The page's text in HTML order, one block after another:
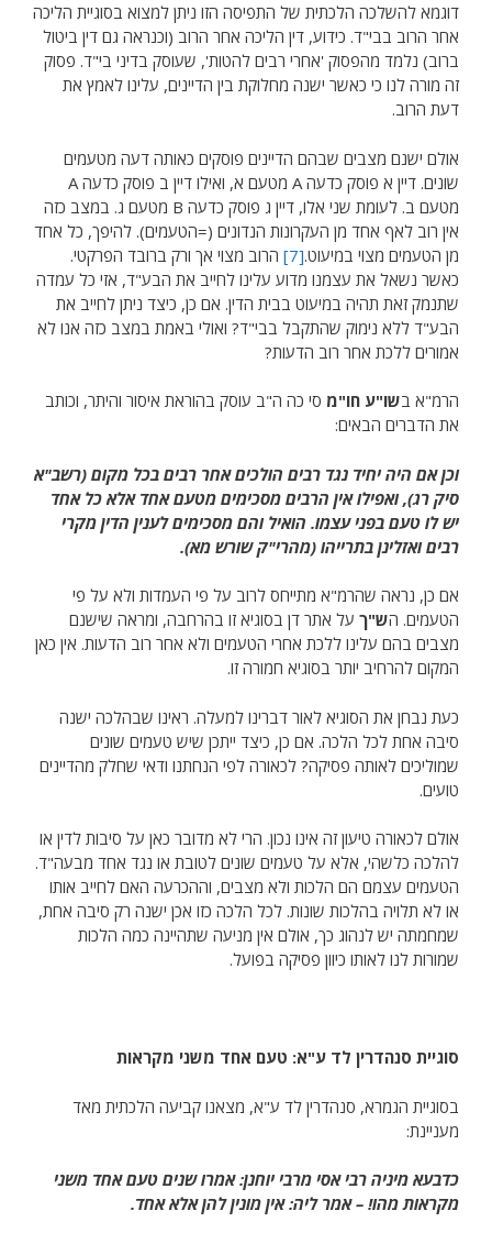
דוגמא להשלכה הלכתית של התפיסה הזו ניתן למצוא בסוגיית הליכה
אחר הרוב בבי"ד. כידוע, דין הליכה אחר הרוב (וכנראה גם דין ביטול
ברוב) נלמד מהפסוק 'אחרי רבים להטות', שעוסק בדיני בי"ד. פסוק
זה מורה לנו כי כאשר ישנה מחלוקת בין הדיינים, עלינו לאמץ את
דעת הרוב.
אולם ישנם מצבים שבהם הדיינים פוסקים כאותה דעה מטעמים
שונים. דיין א פוסק כדעה A מטעם א, ואילו דיין ב פוסק כדעה A
מטעם ב. לעומת שני אלו, דיין ג פוסק כדעה B מטעם ג. במצב כזה
אין רוב לאף אחד מן העקרונות הנדונים (=הטעמים). להיפך, כל אחד
מן הטעמים מצוי במיעוט.[7]
הרוב מצוי אך ורק ברובד הפרקטי.
כאשר נשאל את עצמנו מדוע עלינו לחייב את הבע"ד, אזי כל עמדה
שתנמק זאת תהיה במיעוט בבית הדין. אם כן, כיצד ניתן לחייב את
הבע"ד ללא נימוק שהתקבל בבי"ד? ואולי באמת במצב כזה אנו לא
אמורים ללכת אחר רוב הדעות?
הרמ"א בשו"ע חו"מ סי כה ה"ב עוסק בהוראת איסור והיתר, וכותב
את הדברים הבאים:
וכן אם היה יחיד נגד רבים הולכים אחר רבים בכל מקום (רשב"א
סיק רג), ואפילו אין הרבים מסכימים מטעם אחד אלא כל אחד
יש לו טעם בפני עצמו. הואיל והם מסכימים לענין הדין מקרי
רבים ואזלינן בתרייהו (מהרי"ק שורש מא).
אם כן, נראה שהרמ"א מתייחס לרוב על פי העמדות ולא על פי
הטעמים. הש"ך על אתר דן בסוגיא זו בהרחבה, ומראה שישנם
מצבים בהם עלינו ללכת אחרי הטעמים ולא אחר רוב הדעות. אין כאן
המקום להרחיב יותר בסוגיא חמורה זו.
כעת נבחן את הסוגיא לאור דברינו למעלה. ראינו שבהלכה ישנה
סיבה אחת לכל הלכה. אם כן, כיצד ייתכן שיש טעמים שונים
שמוליכים לאותה פסיקה? לכאורה לפי הנחתנו ודאי שחלק מהדיינים
טועים.
אולם לכאורה טיעון זה אינו נכון. הרי לא מדובר כאן על סיבות לדין או
להלכה כלשהי, אלא על טעמים שונים לטובת או נגד אחד מבעה"ד.
הטעמים עצמם הם הלכות ולא מצבים, וההכרעה האם לחייב אותו
או לא תלויה בהלכות שונות. לכל הלכה כזו אכן ישנה רק סיבה אחת,
שמחמתה יש לנהוג כך, אולם אין מניעה שתהיינה כמה הלכות
שמורות לנו לאותו כיוון פסיקה בפועל.
סוגיית סנהדרין לד ע"א: טעם אחד משני מקראות
בסוגיית הגמרא, סנהדרין לד ע"א, מצאנו קביעה הלכתית מאד
מעניינת:
כדבעא מיניה רבי אסי מרבי יוחנן: אמרו שנים טעם אחד משני
מקראות מהו! – אמר ליה: אין מונין להן אלא אחד.